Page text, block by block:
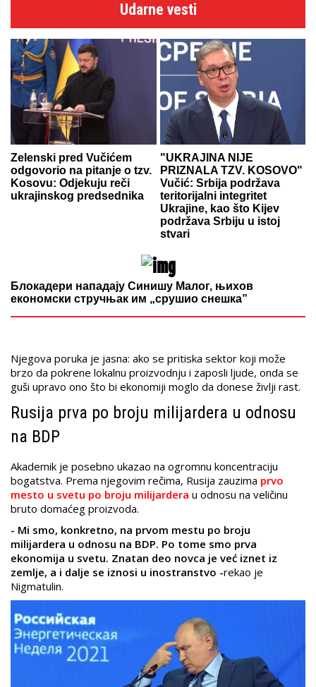
Udarne vesti
Zelenski pred Vučićem
odgovorio na pitanje o tzv.
Kosovu: Odjekuju reči
ukrajinskog predsednika
"UKRAJINA NIJE
PRIZNALA TZV. KOSOVO"
Vučić: Srbija podržava
teritorijalni integritet
Ukrajine, kao što Kijev
podržava Srbiju u istoj
stvari
Блокадери нападају Синишу Малог, њихов
економски стручњак им „срушио снешка”
Njegova poruka je jasna: ako se pritiska sektor koji može
brzo da pokrene lokalnu proizvodnju i zaposli ljude, onda se
guši upravo ono što bi ekonomiji moglo da donese življi rast.
Rusija prva po broju milijardera u odnosu
na BDP
Akademik je posebno ukazao na ogromnu koncentraciju
bogatstva. Prema njegovim rečima, Rusija zauzima prvo
mesto u svetu po broju milijardera u odnosu na veličinu
bruto domaćeg proizvoda.
- Mi smo, konkretno, na prvom mestu po broju
milijardera u odnosu na BDP. Po tome smo prva
ekonomija u svetu. Znatan deo novca je već iznet iz
zemlje, a i dalje se iznosi u inostranstvo -rekao je
Nigmatulin.